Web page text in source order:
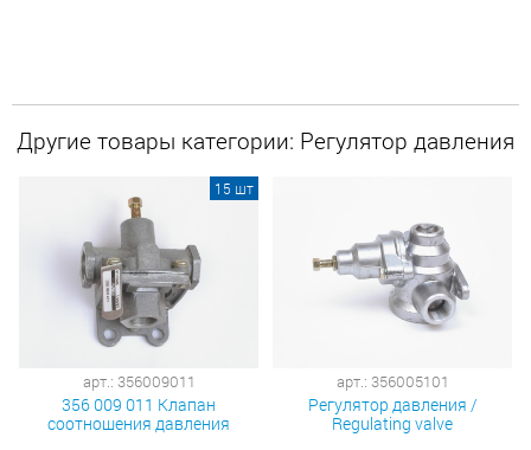
Другие товары категории: Регулятор давления
арт.: 356009011
356 009 011 Клапан
соотношения давления
15 шт
арт.: 356005101
Регулятор давления /
Regulating valve